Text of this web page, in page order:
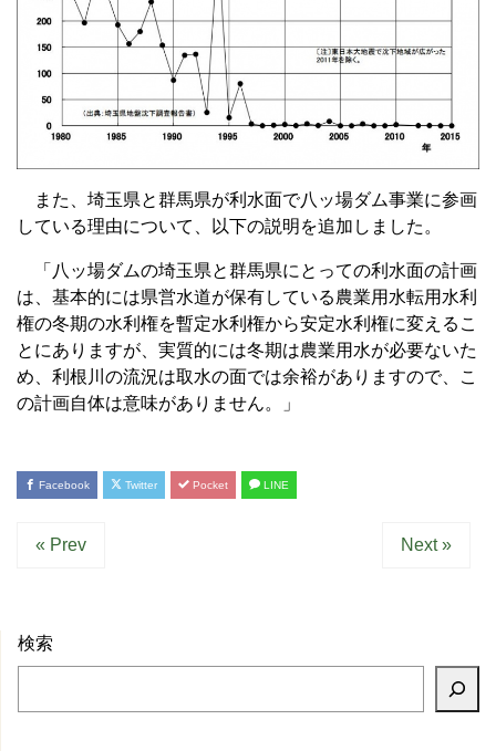
また、埼玉県と群馬県が利水面で八ッ場ダム事業に参画
している理由について、以下の説明を追加しました。
「八ッ場ダムの埼玉県と群馬県にとっての利水面の計画
は、基本的には県営水道が保有している農業用水転用水利
権の冬期の水利権を暫定水利権から安定水利権に変えるこ
とにありますが、実質的には冬期は農業用水が必要ないた
め、利根川の流況は取水の面では余裕がありますので、こ
の計画自体は意味がありません。」
Facebook Twitter Pocket LINE
« Prev Next »
検索